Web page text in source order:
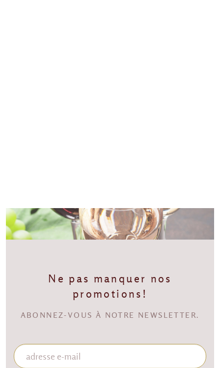
Ne pas manquer nos
promotions!
ABONNEZ-VOUS À NOTRE NEWSLETTER.